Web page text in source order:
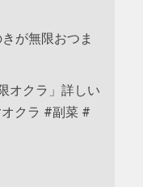
が無限おつま
オクラ」詳しい
クラ #副菜 #